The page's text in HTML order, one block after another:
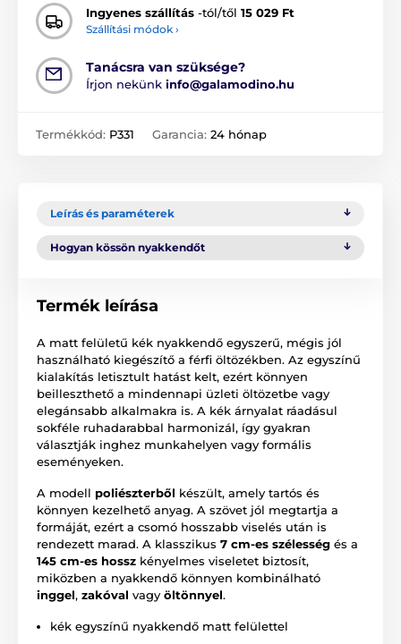
Ingyenes szállítás -tól/től 15 029 Ft
Szállítási módok ›
Tanácsra van szüksége?
Írjon nekünk info@galamodino.hu
Termékkód: P331 Garancia: 24 hónap
Leírás és paraméterek
Hogyan kössön nyakkendőt
Termék leírása
A matt felületű kék nyakkendő egyszerű, mégis jól
használható kiegészítő a férfi öltözékben. Az egyszínű
kialakítás letisztult hatást kelt, ezért könnyen
beilleszthető a mindennapi üzleti öltözetbe vagy
elegánsabb alkalmakra is. A kék árnyalat ráadásul
sokféle ruhadarabbal harmonizál, így gyakran
választják inghez munkahelyen vagy formális
eseményeken.
A modell poliészterből készült, amely tartós és
könnyen kezelhető anyag. A szövet jól megtartja a
formáját, ezért a csomó hosszabb viselés után is
rendezett marad. A klasszikus 7 cm-es szélesség és a
145 cm-es hossz kényelmes viseletet biztosít,
miközben a nyakkendő könnyen kombinálható
inggel, zakóval vagy öltönnyel.
kék egyszínű nyakkendő matt felülettel